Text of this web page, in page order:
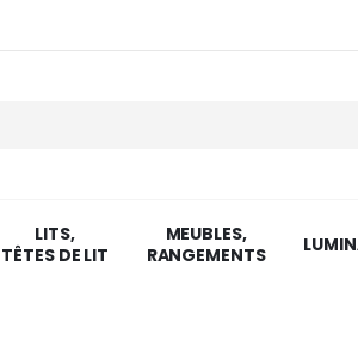
LITS,
TÊTES DE LIT
MEUBLES,
RANGEMENTS